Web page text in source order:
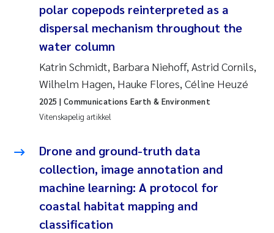
polar copepods reinterpreted as a
dispersal mechanism throughout the
water column
Katrin Schmidt, Barbara Niehoff, Astrid Cornils,
Wilhelm Hagen, Hauke Flores, Céline Heuzé
Vitenskapelig artikkel
2025 | Communications Earth & Environment
Drone and ground-truth data
collection, image annotation and
machine learning: A protocol for
coastal habitat mapping and
classification